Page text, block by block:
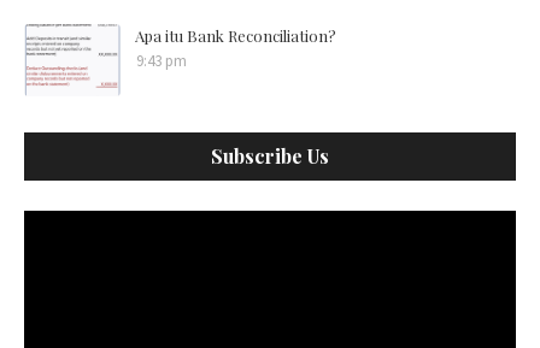
Apa itu Bank Reconciliation?
9:43 pm
Subscribe Us